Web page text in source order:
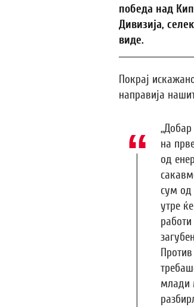
победа над
Дивизија,
виде.
Покрај
направија
на
од
сум од
утре
млади